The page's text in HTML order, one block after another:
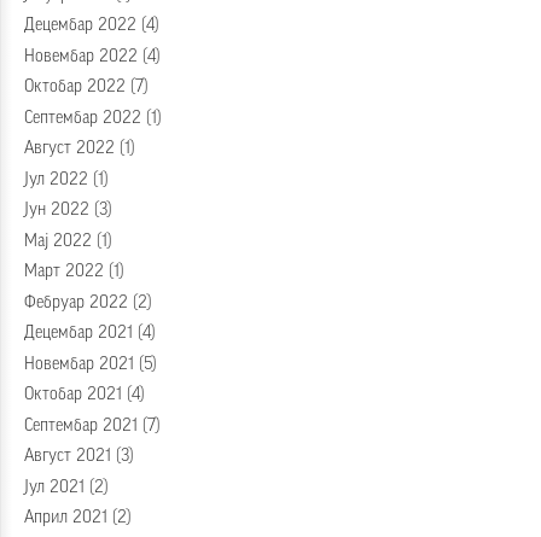
Децембар 2022 (4)
Новембар 2022 (4)
Октобар 2022 (7)
Септембар 2022 (1)
Август 2022 (1)
Јул 2022 (1)
Јун 2022 (3)
Мај 2022 (1)
Март 2022 (1)
Фебруар 2022 (2)
Децембар 2021
(4)
Новембар 2021
(5)
Октобар 2021
(4)
Септембар 2021
(7)
Август 2021
(3)
Јул 2021
(2)
Април 2021
(2)